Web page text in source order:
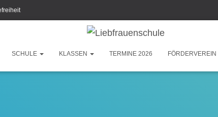
SCHULE KLASSEN TERMINE 2026 FÖRDERVEREIN